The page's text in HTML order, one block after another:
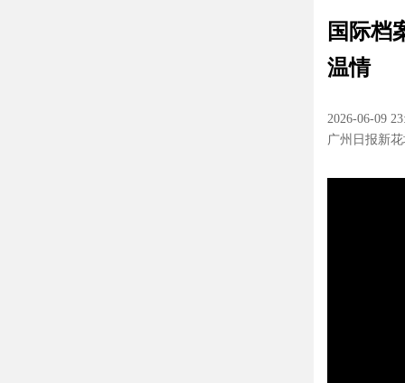
国际档
温情
2026-06-09
广州日报新